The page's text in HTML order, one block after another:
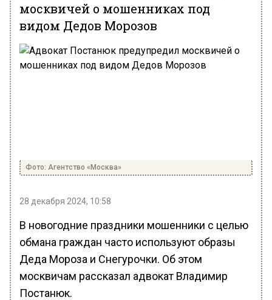
москвичей о мошенниках под
видом Дедов Морозов
Фото: Агентство «Москва»
28 декабря 2024, 10:58
В новогодние праздники мошенники с целью
обмана граждан часто используют образы
Деда Мороза и Снегурочки. Об этом
москвичам рассказал адвокат Владимир
Постанюк.